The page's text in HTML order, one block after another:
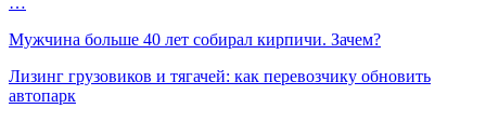
Мужчина больше 40 лет собирал кирпичи. Зачем?
Лизинг грузовиков и тягачей: как перевозчику обновить
автопарк